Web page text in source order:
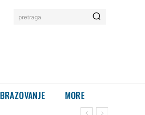
pretraga
MORE